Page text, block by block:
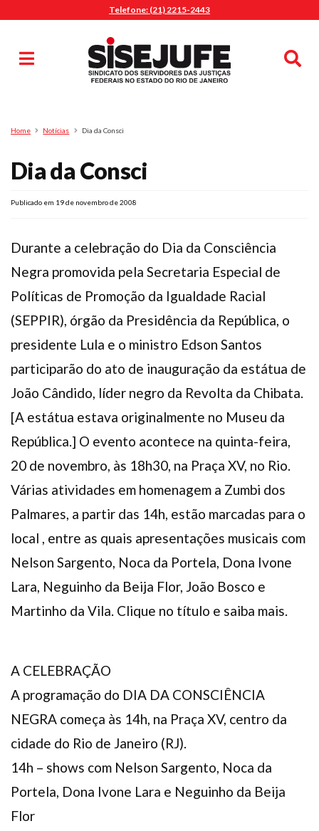
Telefone: (21) 2215-2443
Pesquisa
Home Notícias Dia da Consci
Dia da Consci
Publicado em 19 de novembro de 2008
Durante a celebração do Dia da Consciência
Negra promovida pela Secretaria Especial de
Políticas de Promoção da Igualdade Racial
(SEPPIR), órgão da Presidência da República, o
presidente Lula e o ministro Edson Santos
participarão do ato de inauguração da estátua de
João Cândido, líder negro da Revolta da Chibata.
[A estátua estava originalmente no Museu da
República.] O evento acontece na quinta-feira,
20 de novembro, às 18h30, na Praça XV, no Rio.
Várias atividades em homenagem a Zumbi dos
Palmares, a partir das 14h, estão marcadas para o
local , entre as quais apresentações musicais com
Nelson Sargento, Noca da Portela, Dona Ivone
Lara, Neguinho da Beija Flor, João Bosco e
Martinho da Vila. Clique no título e saiba mais.
A CELEBRAÇÃO
A programação do DIA DA CONSCIÊNCIA
NEGRA começa às 14h, na Praça XV, centro da
cidade do Rio de Janeiro (RJ).
14h – shows com Nelson Sargento, Noca da
Portela, Dona Ivone Lara e Neguinho da Beija
Flor
MENU
Sindicalize-se
Diretoria
O Sindicato
Agenda
Sede Campestre
Nossos Convênios
Gympass Wellhub
Seguro Auto
Assistência Funeral
Pós-graduação
FacebookInstagramTwitter YoutubeTikTok Whatsapp